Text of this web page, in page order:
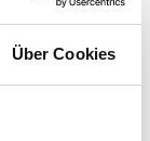
Über Cookies